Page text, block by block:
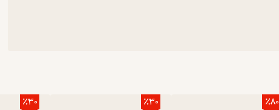
٪80 ٪30 ٪30